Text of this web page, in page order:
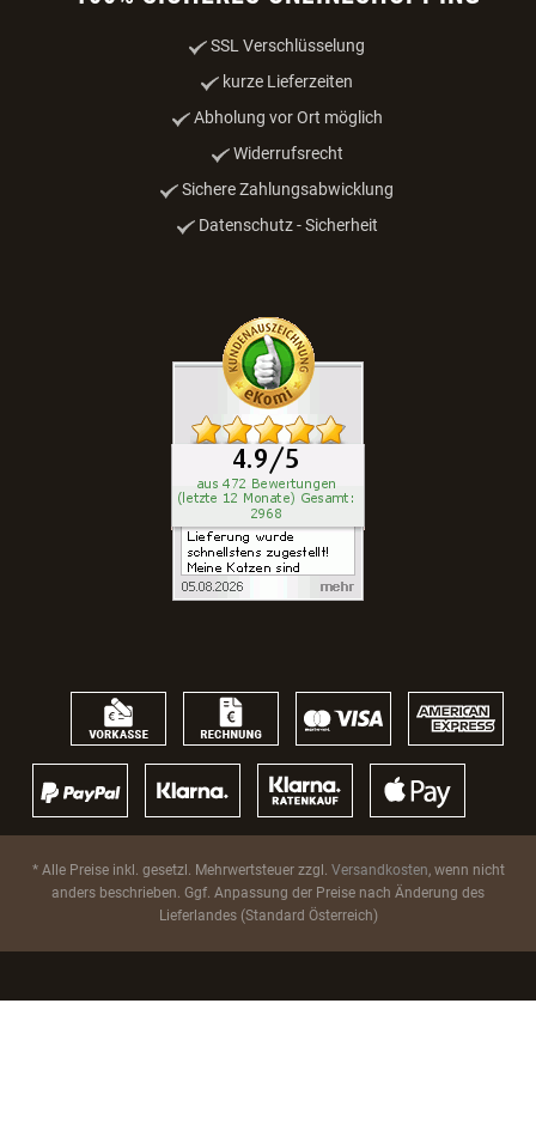
SSL Verschlüsselung
kurze Lieferzeiten
Abholung vor Ort möglich
Widerrufsrecht
Sichere Zahlungsabwicklung
Datenschutz - Sicherheit
* Alle Preise inkl. gesetzl. Mehrwertsteuer zzgl. Versandkosten, wenn nicht
anders beschrieben. Ggf. Anpassung der Preise nach Änderung des
Lieferlandes (Standard Österreich)